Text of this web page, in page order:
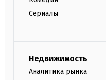
Сериалы
Недвижимость
Аналитика рынка